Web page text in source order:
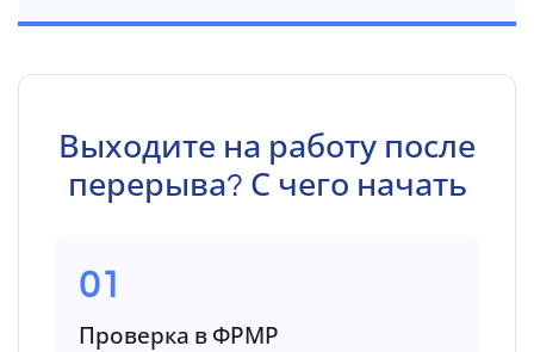
Выходите на работу после
перерыва? С чего начать
01
Проверка в ФРМР